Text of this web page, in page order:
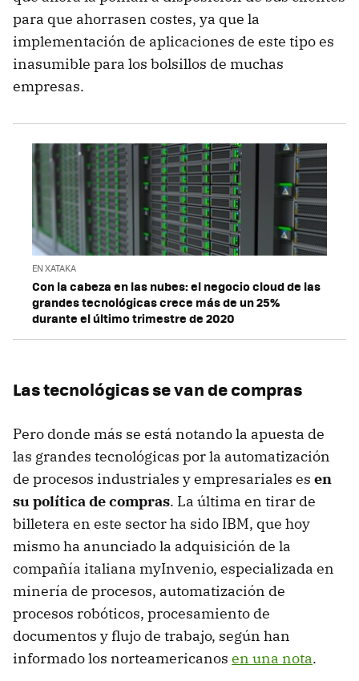
para que ahorrasen costes, ya que la
implementación de aplicaciones de este tipo es
inasumible para los bolsillos de muchas
empresas.
EN XATAKA
Con la cabeza en las nubes: el negocio cloud de las
grandes tecnológicas crece más de un 25%
durante el último trimestre de 2020
Las tecnológicas se van de compras
Pero donde más se está notando la apuesta de
las grandes tecnológicas por la automatización
de procesos industriales y empresariales es en
su política de compras. La última en tirar de
billetera en este sector ha sido IBM, que hoy
mismo ha anunciado la adquisición de la
compañía italiana myInvenio, especializada en
minería de procesos, automatización de
procesos robóticos, procesamiento de
documentos y flujo de trabajo, según han
informado los norteamericanos en una nota.